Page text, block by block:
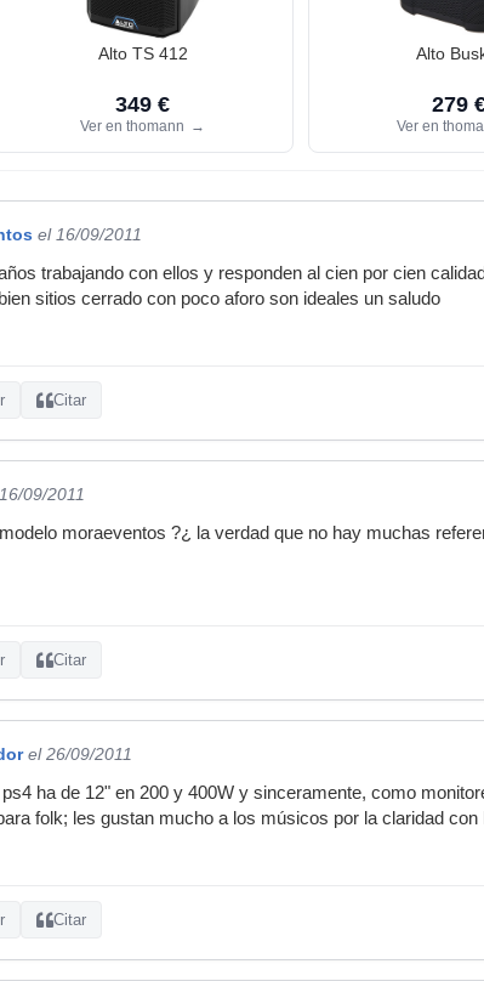
Alto TS 412
349 €
Ver en thomann →
Alto
279
Ver en
el 16/09/2011
trabajando con ellos y responden al cien por cien
sitios cerrado con poco aforo son ideales un saludo
Citar
09/2011
moraeventos ?¿ la verdad que no hay muchas
Citar
el 26/09/2011
ha de 12" en 200 y 400W y sinceramente, como
folk; les gustan mucho a los músicos por la claridad
Citar